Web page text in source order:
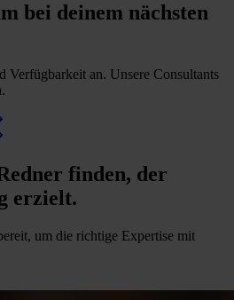
bei deinem nächsten
Verfügbarkeit an. Unsere Consultants
finden, der
erzielt.
um die richtige Expertise mit